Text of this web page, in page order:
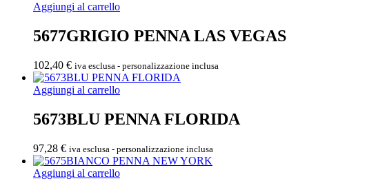
Aggiungi al carrello
5677GRIGIO PENNA LAS VEGAS
102,40 € iva esclusa - personalizzazione inclusa
Aggiungi al carrello
5673BLU PENNA FLORIDA
97,28 € iva esclusa - personalizzazione inclusa
Aggiungi al carrello